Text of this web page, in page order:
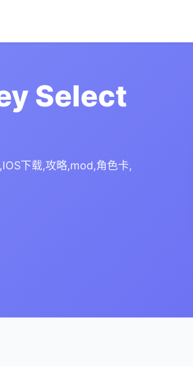
Select
下载,攻略,mod,角色卡,